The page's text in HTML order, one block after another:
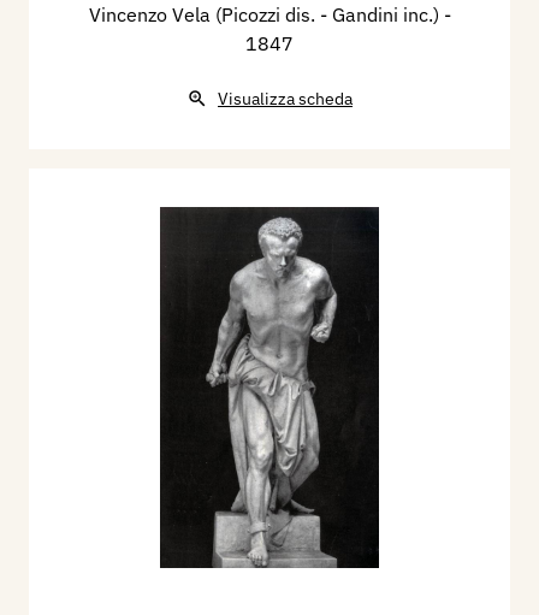
Vincenzo Vela (Picozzi dis. - Gandini inc.) -
1847
Visualizza scheda